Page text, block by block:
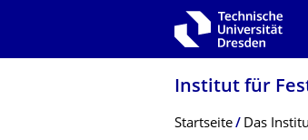
Zur Hauptnavigation springen
Institut für
Breadcrumb-Menü
Startseite Das